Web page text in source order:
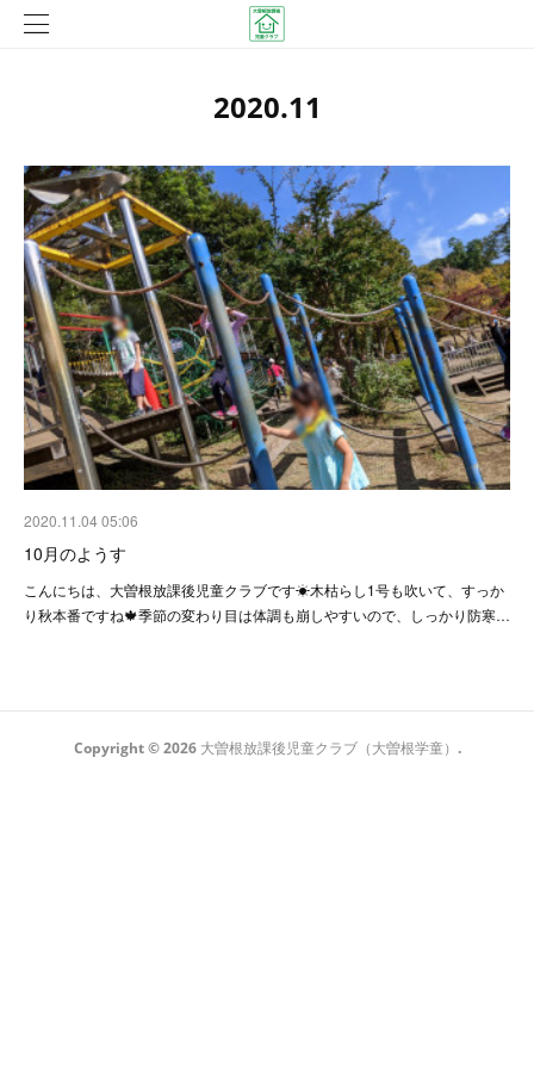
2020.11
2020.11.04 05:06
10月のようす
こんにちは、大曽根放課後児童クラブです☀木枯らし1号も吹いて、すっか
り秋本番ですね🍁季節の変わり目は体調も崩しやすいので、しっかり防寒…
Copyright ©2026 大曽根放課後児童クラブ（大曽根学童） .